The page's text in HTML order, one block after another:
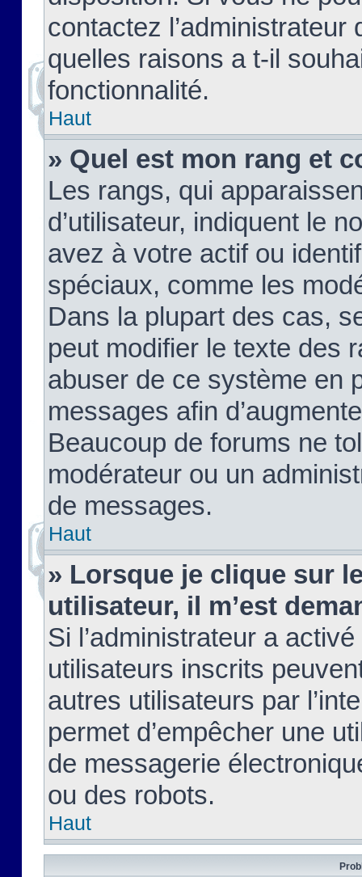
contactez
quelles raisons a t-il
fonctionnalité.
Haut
» Quel est mon rang et
Les rangs, qui
d’utilisateur, indiquent le
avez à votre actif ou
spéciaux, comme les
Dans la plupart des cas,
peut modifier le texte des
abuser de ce système en
messages afin
Beaucoup de forums ne
modérateur ou un
de messages.
Haut
» Lorsque je clique sur
utilisateur, il m’est
Si l’administrateur a
utilisateurs inscrits
autres utilisateurs par
permet d’empêcher une
de messagerie
ou des robots.
Haut